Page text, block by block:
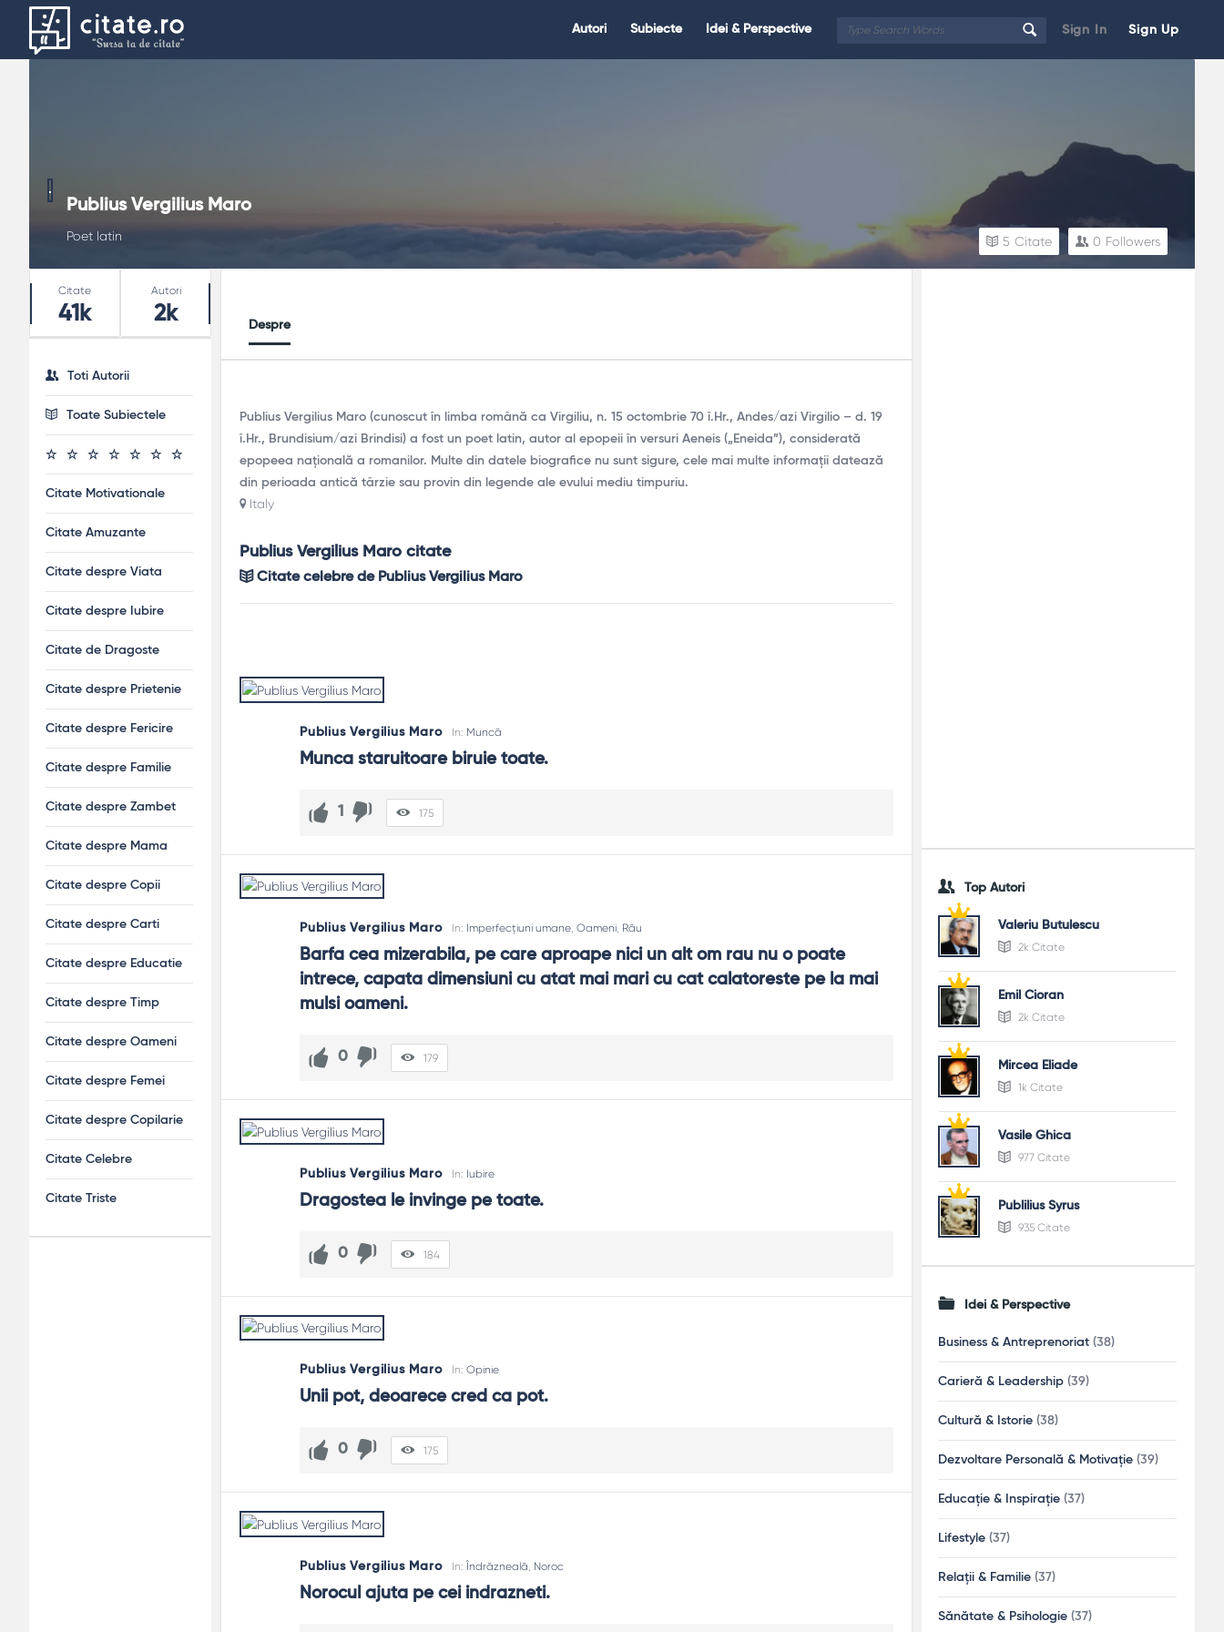
Sign In Sign Up
Citate.ro
Autori Subiecte Idei & Perspective
Publius Vergilius Maro
Poet latin 0 Followers
5 Citate
Despre
Publius Vergilius Maro (cunoscut în limba română ca Virgiliu, n. 15 octombrie 70 î.Hr., Andes/azi Virgilio – d. 19
î.Hr., Brundisium/azi Brindisi) a fost un poet latin, autor al epopeii în versuri Aeneis („Eneida”), considerată
epopeea națională a romanilor. Multe din datele biografice nu sunt sigure, cele mai multe informații datează
din perioada antică târzie sau provin din legende ale evului mediu timpuriu.
Italy
Publius Vergilius Maro citate
Citate celebre de Publius Vergilius Maro
Publius Vergilius Maro In: Muncă
Munca staruitoare biruie toate.
1 175
Publius Vergilius Maro In: Imperfecțiuni umane, Oameni, Rău
Barfa cea mizerabila, pe care aproape nici un alt om rau nu o poate
intrece, capata dimensiuni cu atat mai mari cu cat calatoreste pe la mai
mulsi oameni.
0 179
Publius Vergilius Maro In: Iubire
Dragostea le invinge pe toate.
0 184
Publius Vergilius Maro In: Opinie
Unii pot, deoarece cred ca pot.
0 175
Publius Vergilius Maro In: Îndrăzneală Noroc
Norocul ajuta pe cei indrazneti.
Top Autori
Valeriu Butulescu
2k Citate
Emil Cioran
2k Citate
Mircea Eliade
1k Citate
Vasile Ghica
977 Citate
Publilius Syrus
935 Citate
Idei & Perspective
Business & Antreprenoriat (38)
Carieră & Leadership (39)
Cultură & Istorie (38)
Dezvoltare Personală & Motivație (39)
Educație & Inspirație (37)
Lifestyle (37)
Relații & Familie (37)
Sănătate & Psihologie (37)
Stats
Citate
41k
Autori
2k
Toti Autorii
Toate Subiectele
Citate Motivationale
Citate Amuzante
Citate despre Viata
Citate despre Iubire
Citate de Dragoste
Citate despre Prietenie
Citate despre Fericire
Citate despre Familie
Citate despre Zambet
Citate despre Mama
Citate despre Copii
Citate despre Carti
Citate despre Educatie
Citate despre Timp
Citate despre Oameni
Citate despre Femei
Citate despre Copilarie
Citate Celebre
Citate Triste